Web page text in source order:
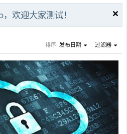
欢迎大家测试！
排序: 发布日期 过滤器